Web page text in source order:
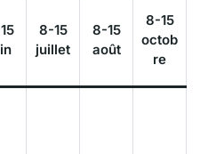
8-15
juillet
8-15
août
8-15
octob
re